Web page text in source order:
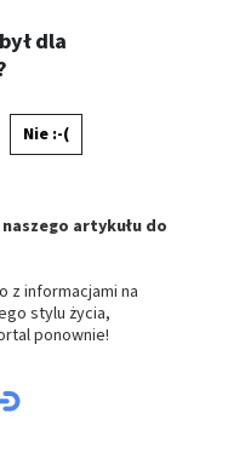
dla
Nie :-(
artykułu do
z informacjami na
stylu życia,
ponownie!